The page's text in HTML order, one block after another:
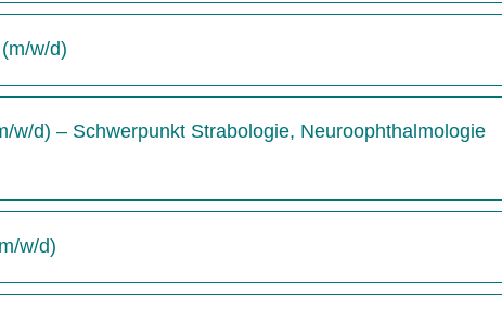
w/d)
w/d) – Schwerpunkt Strabologie, Neuroophthalmologie
w/d)